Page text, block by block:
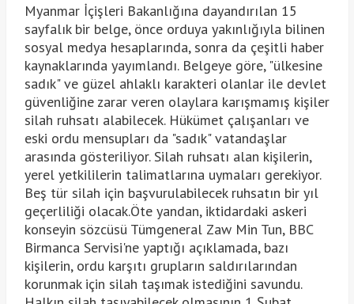
Myanmar İçişleri Bakanlığına dayandırılan 15
sayfalık bir belge, önce orduya yakınlığıyla bilinen
sosyal medya hesaplarında, sonra da çeşitli haber
kaynaklarında yayımlandı. Belgeye göre, "ülkesine
sadık" ve güzel ahlaklı karakteri olanlar ile devlet
güvenliğine zarar veren olaylara karışmamış kişiler
silah ruhsatı alabilecek. Hükümet çalışanları ve
eski ordu mensupları da "sadık" vatandaşlar
arasında gösteriliyor. Silah ruhsatı alan kişilerin,
yerel yetkililerin talimatlarına uymaları gerekiyor.
Beş tür silah için başvurulabilecek ruhsatın bir yıl
geçerliliği olacak.Öte yandan, iktidardaki askeri
konseyin sözcüsü Tümgeneral Zaw Min Tun, BBC
Birmanca Servisi'ne yaptığı açıklamada, bazı
kişilerin, ordu karşıtı grupların saldırılarından
korunmak için silah taşımak istediğini savundu.